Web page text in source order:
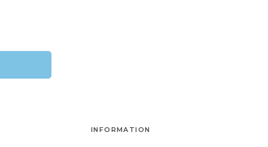
INFORMATION